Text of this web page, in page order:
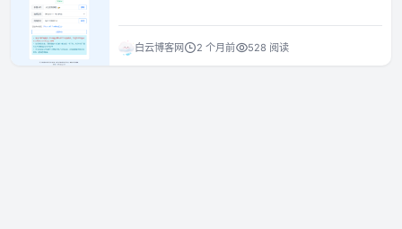
主题插件
白云博客网 2 个月前 528 阅读